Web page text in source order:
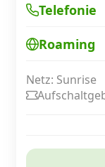
Telefonie
Roaming
Netz: Sunrise